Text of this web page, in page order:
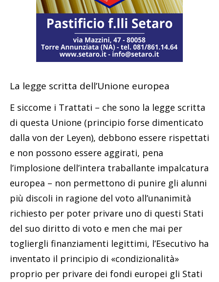
La legge scritta dell’Unione europea
E siccome i Trattati – che sono la legge scritta
di questa Unione (principio forse dimenticato
dalla von der Leyen), debbono essere rispettati
e non possono essere aggirati, pena
l’implosione dell’intera traballante impalcatura
europea – non permettono di punire gli alunni
più discoli in ragione del voto all’unanimità
richiesto per poter privare uno di questi Stati
del suo diritto di voto e men che mai per
togliergli finanziamenti legittimi, l’Esecutivo ha
inventato il principio di «condizionalità»
proprio per privare dei fondi europei gli Stati